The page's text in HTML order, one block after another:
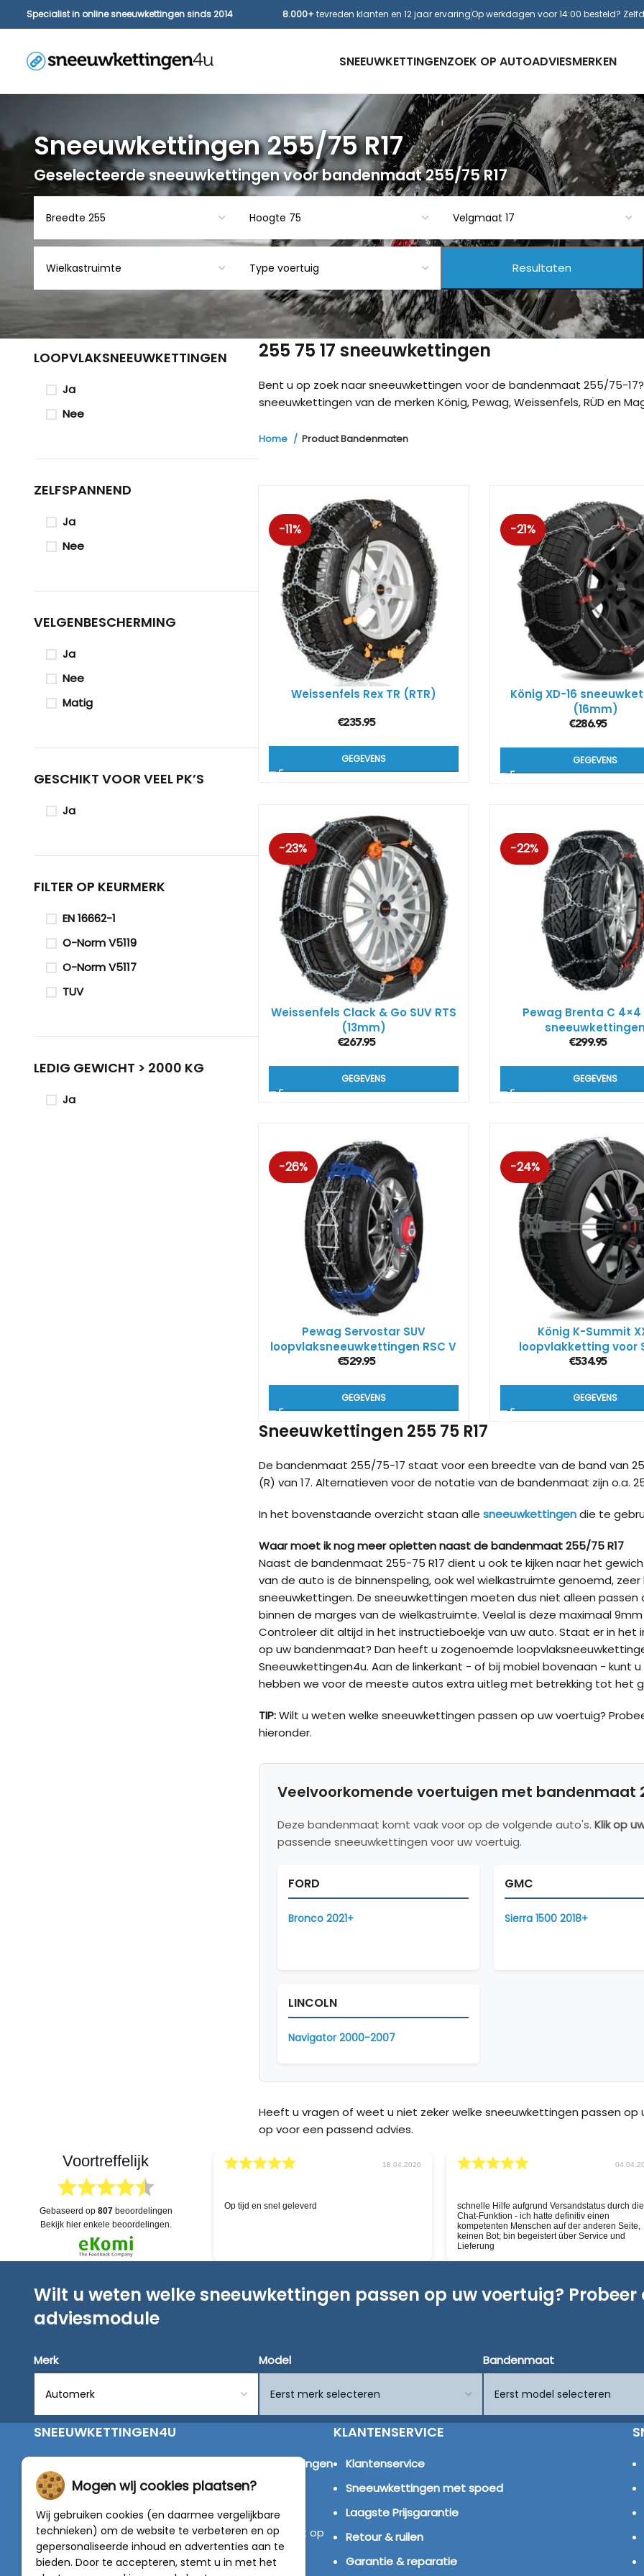
Specialist in online sneeuwkettingen sinds 2014 8.000+ tevreden klanten en 12 jaar ervaringOp werkdagen voor 14:00 besteld?
SNEEUWKETTINGENZOEK OP AUTOADVIESMERKEN
Sneeuwkettingen 255/75 R17
Geselecteerde sneeuwkettingen voor bandenmaat 255/75 R17
255 75 17 sneeuwkettingen
Bent u op zoek naar sneeuwkettingen voor de bandenmaat 255/75-
sneeuwkettingen van de merken König, Pewag, Weissenfels, RÜD en
Home Product Bandenmaten
-11%
Weissenfels Rex TR (RTR)
€235.95
GEGEVENS
-21%
König XD-16
(16mm)
€286.95
GEGEVENS
-23%
Weissenfels Clack & Go SUV RTS
(13mm)
€267.95
GEGEVENS
-22%
Pewag Brenta C 4×4
sneeuwkettingen
€299.95
GEGEVENS
-26%
Pewag Servostar SUV
loopvlaksneeuwkettingen RSC V
€529.95
GEGEVENS
-24%
König K-Summit
loopvlakketting voor
€534.95
GEGEVENS
Sneeuwkettingen 255 75 R17
De bandenmaat 255/75-17 staat voor een breedte van de band van
(R) van 17. Alternatieven voor de notatie van de bandenmaat zijn o.a.
In het bovenstaande overzicht staan alle sneeuwkettingendie te
Waar moet ik nog meer opletten naast de bandenmaat 255/75 R17
Naast de bandenmaat 255-75 R17 dient u ook te kijken naar het
van de auto is de binnenspeling, ook wel wielkastruimte genoemd,
sneeuwkettingen. De sneeuwkettingen moeten dus niet alleen
binnen de marges van de wielkastruimte. Veelal is deze maximaal
Controleer dit altijd in het instructieboekje van uw auto. Staat er in het
op uw bandenmaat? Dan heeft u zogenoemde
Sneeuwkettingen4u. Aan de linkerkant - of bij mobiel bovenaan - kunt
hebben we voor de meeste autos extra uitleg met betrekking tot het
TIP:Wilt u weten welke sneeuwkettingen passen op uw voertuig?
hieronder.
Veelvoorkomende voertuigen met bandenmaat
Deze bandenmaat komt vaak voor op de volgende auto's. Klik op
passende sneeuwkettingen voor uw voertuig.
FORD
Bronco 2021+
GMC
Sierra 1500 2018+
LINCOLN
Navigator 2000-2007
Heeft u vragen of weet u niet zeker welke sneeuwkettingen passen
op voor een passend advies.
LOOPVLAKSNEEUWKETTINGEN
Ja
Nee
ZELFSPANNEND
Ja
Nee
VELGENBESCHERMING
Ja
Nee
Matig
GESCHIKT VOOR VEEL PK’S
Ja
FILTER OP KEURMERK
EN 16662-1
O-Norm V5119
O-Norm V5117
TUV
LEDIG GEWICHT > 2000 KG
Ja
Voortreffelijk
gebaseerd op 807beoordelingen
bekijk hier enkele beoordelingen.
hulp!
30.03.2026
Uitgebreide voorraad en snelle service, nu hopen
Goeie website, snelle service
Wilt u weten welke sneeuwkettingen passen op uw voertuig?
adviesmodule
Merk Model Bandenmaat
SNEEUWKETTINGEN4U
sneeuwkettingen
van alleen de beste merken zoals Pewag, König,
Weissenfels, Maggi en RÜD.
Vragen of graag persoonlijk advies? Neem contact op
met onze experts :0318 - 250030
KLANTENSERVICE
Klantenservice
Sneeuwkettingen met spoed
Laagste Prijsgarantie
Retour & ruilen
Garantie & reparatie
Mogen wij cookies plaatsen?
Wij gebruiken cookies (en daarmee vergelijkbare
technieken) om de website te verbeteren en op
gepersonaliseerde inhoud en advertenties aan te
bieden. Door te accepteren, stemt u in met het